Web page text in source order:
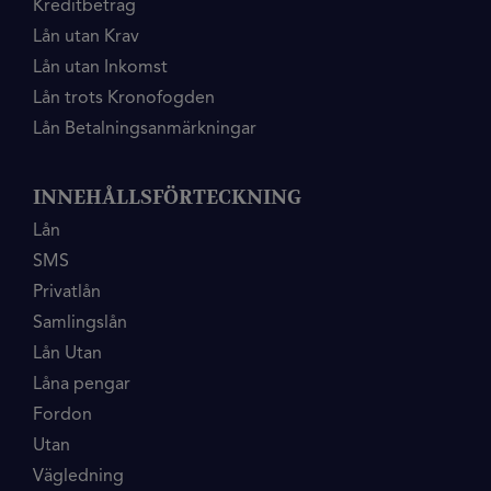
Kreditbetrag
Lån utan Krav
Lån utan Inkomst
Lån trots Kronofogden
Lån Betalningsanmärkningar
INNEHÅLLSFÖRTECKNING
Lån
SMS
Privatlån
Samlingslån
Lån Utan
Låna pengar
Fordon
Utan
Vägledning